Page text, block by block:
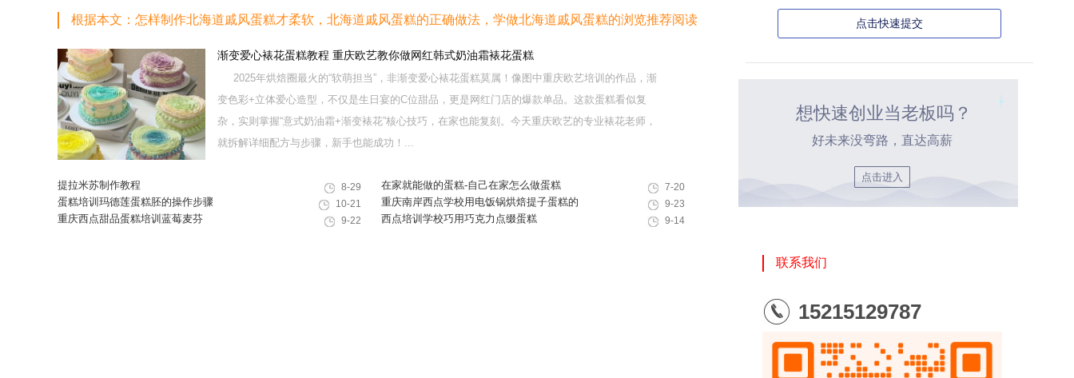
根据本文：怎样制作北海道戚风蛋糕才柔软，北海道戚风蛋糕的正确做法，学做北海道戚风蛋糕的浏览推荐阅读
渐变爱心裱花蛋糕教程 重庆欧艺教你做网红韩式奶油霜裱花蛋糕
2025年烘焙圈最火的“软萌担当”，非渐变爱心裱花蛋糕莫属！像图中重庆欧艺培训的作品，渐
变色彩+立体爱心造型，不仅是生日宴的C位甜品，更是网红门店的爆款单品。这款蛋糕看似复
杂，实则掌握“意式奶油霜+渐变裱花”核心技巧，在家也能复刻。今天重庆欧艺的专业裱花老师，
就拆解详细配方与步骤，新手也能成功！...
提拉米苏制作教程 8-29 在家就能做的蛋糕-自己在家怎么做蛋糕 7-20
蛋糕培训玛德莲蛋糕胚的操作步骤 10-21
重庆南岸西点学校用电饭锅烘焙提子蛋糕的
食材
9-23
重庆西点甜品蛋糕培训蓝莓麦芬 9-22 西点培训学校巧用巧克力点缀蛋糕 9-14
点击快速提交
想快速创业当老板吗？
好未来没弯路，直达高薪
点击进入
联系我们
15215129787